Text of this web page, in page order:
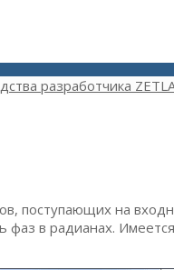
разработчика
поступающих на
в радианах.